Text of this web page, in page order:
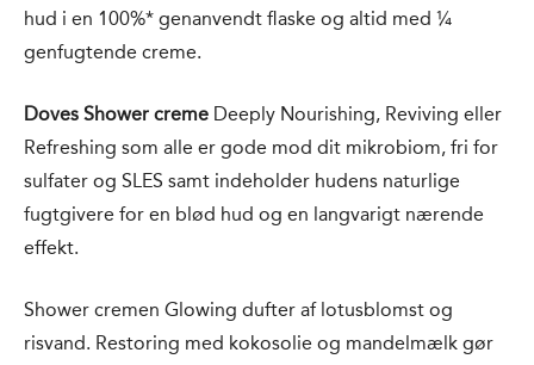
hud i en 100%* genanvendt flaske og altid med ¼
genfugtende creme.
Doves Shower creme Deeply Nourishing, Reviving eller
Refreshing som alle er gode mod dit mikrobiom, fri for
sulfater og SLES samt indeholder hudens naturlige
fugtgivere for en blød hud og en langvarigt nærende
effekt.
Shower cremen Glowing dufter af lotusblomst og
risvand. Restoring med kokosolie og mandelmælk gør